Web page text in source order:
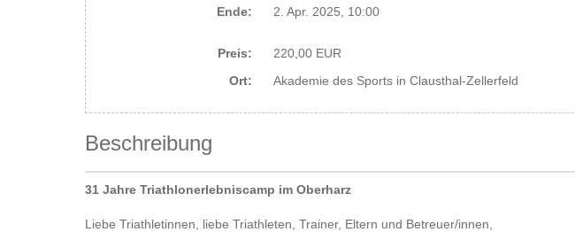
Ende:
2. Apr. 2025, 10:00
Preis:
220,00 EUR
Ort:
Akademie des Sports in Clausthal-Zellerfeld
Beschreibung
31 Jahre Triathlonerlebniscamp im Oberharz
Liebe Triathletinnen, liebe Triathleten, Trainer, Eltern und Betreuer/innen,